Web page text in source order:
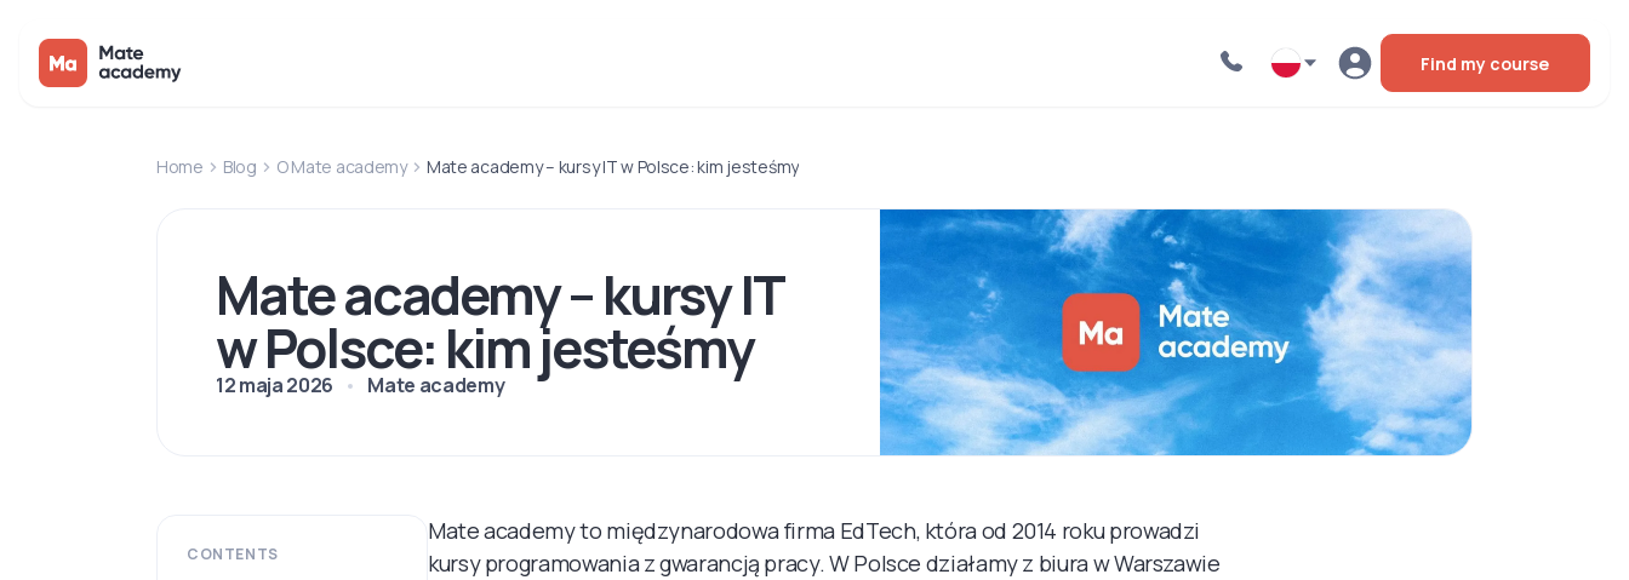
Find my course
Home Blog O Mate academy Mate academy – kursy IT w Polsce: kim jesteśmy
Mate academy – kursy IT
w Polsce: kim jesteśmy
12 maja 2026 Mate academy
CONTENTS
Mate academy to międzynarodowa firma EdTech, która od 2014 roku prowadzi
kursy programowania z gwarancją pracy. W Polsce działamy z biura w Warszawie